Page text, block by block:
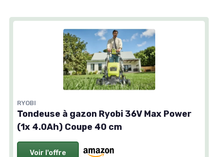
RYOBI
Tondeuse à gazon Ryobi 36V Max Power
(1x 4.0Ah) Coupe 40 cm
Voir l'offre